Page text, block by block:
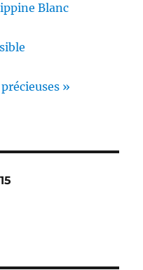
Blanc
»